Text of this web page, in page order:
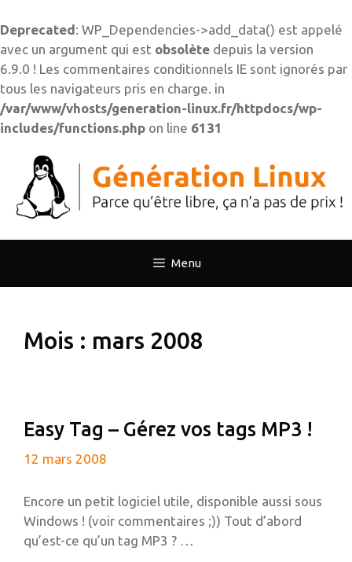
Deprecated: WP_Dependencies->add_data() est appelé
avec un argument qui est obsolète depuis la version
6.9.0 ! Les commentaires conditionnels IE sont ignorés par
tous les navigateurs pris en charge. in
/var/www/vhosts/generation-linux.fr/httpdocs/wp-
includes/functions.php on line 6131
contenu
Menu
Mois : mars 2008
Easy Tag – Gérez vos tags MP3 !
12 mars 2008
Encore un petit logiciel utile, disponible aussi sous
Windows ! (voir commentaires ;)) Tout d’abord
qu’est-ce qu’un tag MP3 ? …